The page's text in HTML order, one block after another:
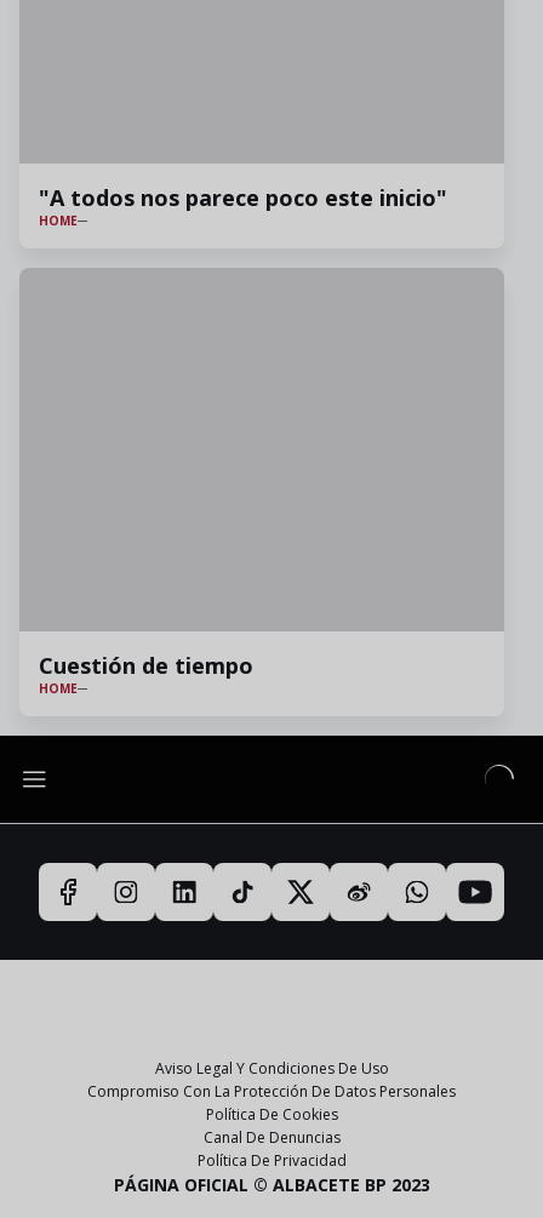
"A todos nos parece poco este inicio"
HOME
Cuestión de tiempo
HOME
Aviso Legal Y Condiciones De Uso
Compromiso Con La Protección De Datos Personales
Política De Cookies
Canal De Denuncias
Política De Privacidad
PÁGINA OFICIAL © ALBACETE BP 2023